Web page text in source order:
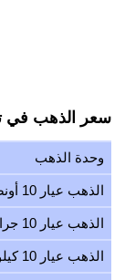
سعر الذهب في
وحدة الذهب
الذهب عيار 10 أونصة
الذهب عيار 10 جرام
الذهب عيار 10 كيلوغرام